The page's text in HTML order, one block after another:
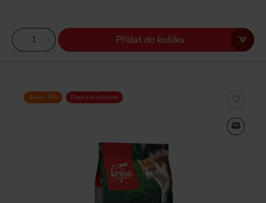
Přidat do košíku
Sleva -8% Doprava zdarma